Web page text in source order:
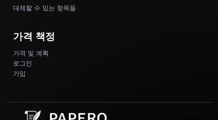
대체할 수 있는 항목들
가격 책정
가격 및 계획
로그인
가입